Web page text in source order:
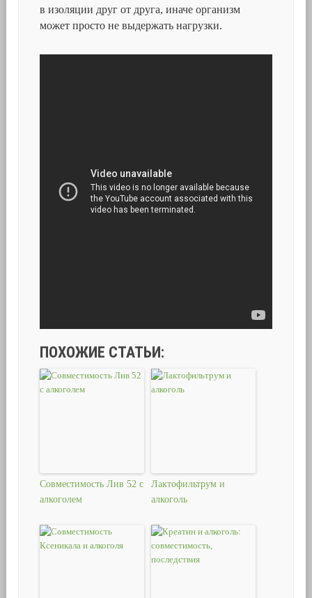
в изоляции друг от друга, иначе организм
может просто не выдержать нагрузки.
ПОХОЖИЕ СТАТЬИ:
Совместимость Лив 52 с
алкоголем
Лактофильтрум и
алкоголь